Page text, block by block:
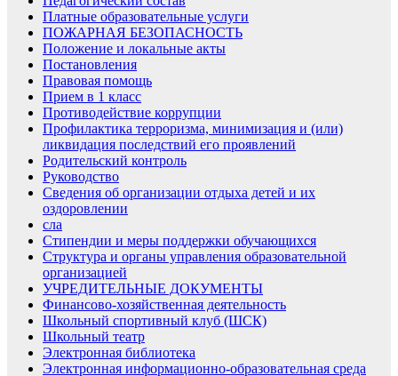
Платные образовательные услуги
ПОЖАРНАЯ БЕЗОПАСНОСТЬ
Положение и локальные акты
Постановления
Правовая помощь
Прием в 1 класс
Противодействие коррупции
Профилактика терроризма, минимизация и (или)
ликвидация последствий его проявлений
Родительский контроль
Руководство
Сведения об организации отдыха детей и их
оздоровлении
сла
Стипендии и меры поддержки обучающихся
Структура и органы управления образовательной
организацией
УЧРЕДИТЕЛЬНЫЕ ДОКУМЕНТЫ
Финансово-хозяйственная деятельность
Школьный спортивный клуб (ШСК)
Школьный театр
Электронная библиотека
Электронная информационно-образовательная среда